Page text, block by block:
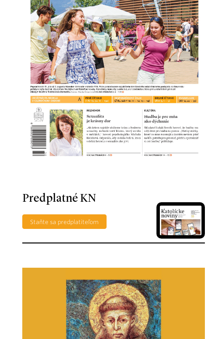
Predplatné KN
Staňte sa predplatiteľom